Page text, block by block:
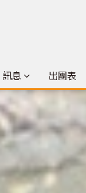
息 出團表